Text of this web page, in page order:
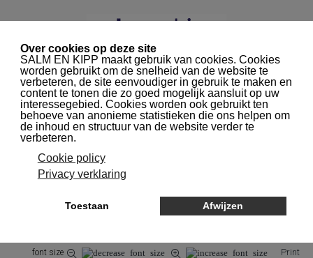
NAVIGATION
Hoe snel wordt een
product of grondstof
ranzig?
font size
Print